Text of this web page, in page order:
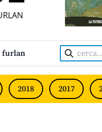
INDIPENDENT •
furlan Cerca:
2018 2017